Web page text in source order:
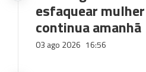
esfaquear
continua amanhã
03 ago 2026 16:56